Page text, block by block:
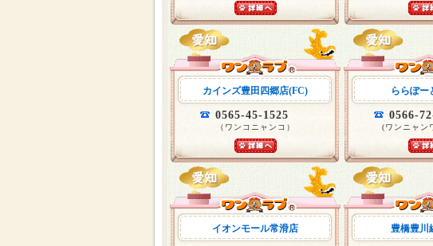
カインズ豊田四郷店(FC)
0565-45-1525
（ワンコニャンコ）
ららぽー
0566-
(ワンニャン
イオンモール常滑店 豊橋豊川